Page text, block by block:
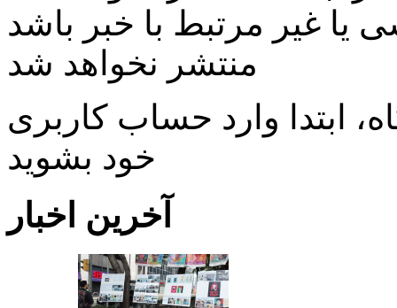
یا غیر مرتبط با خبر باشد
منتشر نخواهد شد
ابتدا وارد حساب كاربری
خود بشويد
آخرین اخبار